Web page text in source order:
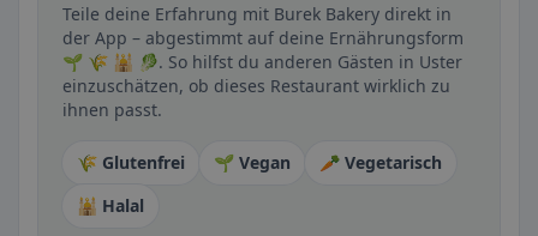
Teile deine Erfahrung mit Burek Bakery direkt in
der App – abgestimmt auf deine Ernährungsform
🌱 🌾 🕌 🥬. So hilfst du anderen Gästen in Uster
einzuschätzen, ob dieses Restaurant wirklich zu
ihnen passt.
🌾 Glutenfrei 🌱 Vegan
🥕 Vegetarisch
🕌 Halal